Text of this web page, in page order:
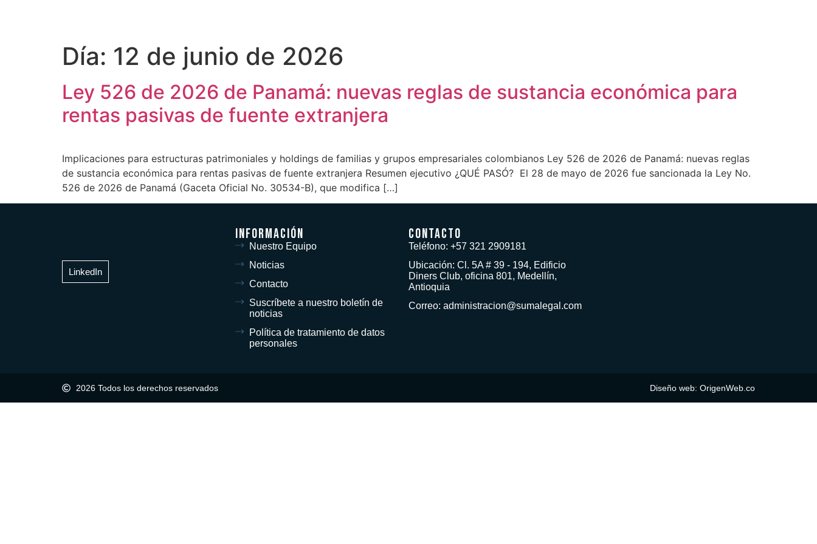
Día: 12 de junio de 2026
Ley 526 de 2026 de Panamá: nuevas reglas de sustancia económica para
rentas pasivas de fuente extranjera
Implicaciones para estructuras patrimoniales y holdings de familias y grupos empresariales colombianos Ley 526 de 2026 de Panamá: nuevas reglas
de sustancia económica para rentas pasivas de fuente extranjera Resumen ejecutivo ¿QUÉ PASÓ? El 28 de mayo de 2026 fue sancionada la Ley No.
526 de 2026 de Panamá (Gaceta Oficial No. 30534-B), que modifica […]
LinkedIn
Información
Nuestro Equipo
Noticias
Contacto
Suscríbete a nuestro boletín de
noticias
Política de tratamiento de datos
personales
Contacto
Teléfono: +57 321 2909181
Ubicación: Cl. 5A # 39 - 194, Edificio
Diners Club, oficina 801, Medellín,
Antioquia
Correo: administracion@sumalegal.com
2026 Todos los derechos reservados Diseño web: OrigenWeb.co